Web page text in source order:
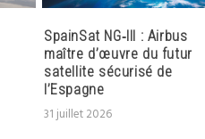
SpainSat NG‑III : Airbus
maître d’œuvre du futur
satellite sécurisé de
l’Espagne
31 juillet 2026